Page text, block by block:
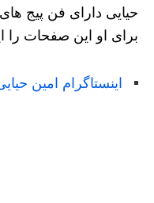
حیایی دارای فن پیج
برای او این صفحات را
اینستاگرام امین